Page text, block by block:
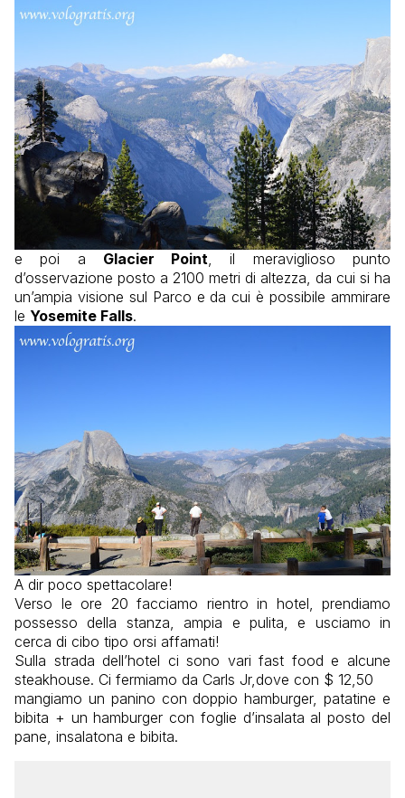
e poi a Glacier Point , il meraviglioso punto
d’osservazione posto a 2100 metri di altezza, da cui si ha
un’ampia visione sul Parco e da cui è possibile ammirare
le Yosemite Falls.
A dir poco spettacolare!
Verso le ore 20 facciamo rientro in hotel, prendiamo
possesso della stanza, ampia e pulita, e usciamo in
cerca di cibo tipo orsi affamati!
Sulla strada dell’hotel ci sono vari fast food e alcune
steakhouse. Ci fermiamo da Carls Jr,dove con $ 12,50
mangiamo un panino con doppio hamburger, patatine e
bibita + un hamburger con foglie d’insalata al posto del
pane, insalatona e bibita.